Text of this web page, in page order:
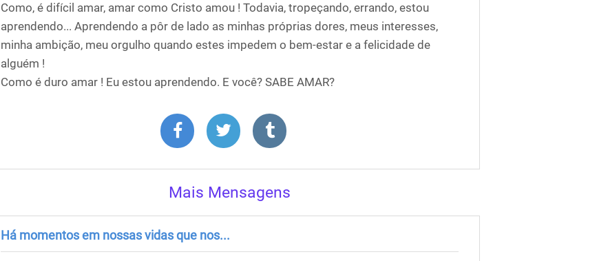
Como, é difícil amar, amar como Cristo amou ! Todavia, tropeçando, errando, estou
aprendendo... Aprendendo a pôr de lado as minhas próprias dores, meus interesses,
minha ambição, meu orgulho quando estes impedem o bem-estar e a felicidade de
alguém !
Como é duro amar ! Eu estou aprendendo. E você? SABE AMAR?
Mais Mensagens
Há momentos em nossas vidas que nos...